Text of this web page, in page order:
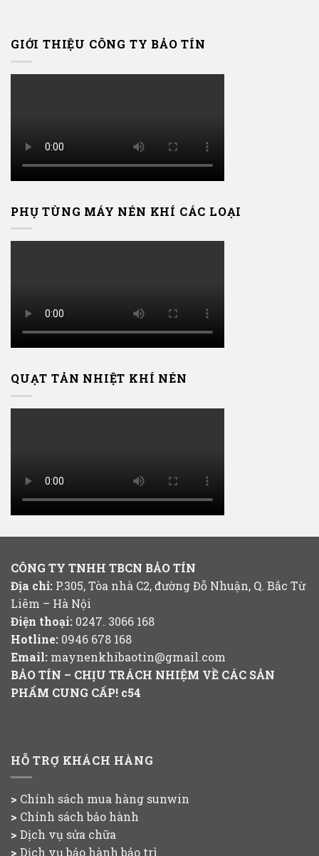
GIỚI THIỆU CÔNG TY BẢO TÍN
PHỤ TÙNG MÁY NÉN KHÍ CÁC LOẠI
QUẠT TẢN NHIỆT KHÍ NÉN
CÔNG TY TNHH TBCN BẢO TÍN
Địa chỉ: P.305, Tòa nhà C2, đường Đỗ Nhuận, Q. Bắc Từ
Liêm – Hà Nội
Điện thoại: 0247. 3066 168
Hotline: 0946 678 168
Email: maynenkhibaotin@gmail.com
BẢO TÍN – CHỊU TRÁCH NHIỆM VỀ CÁC SẢN
PHẨM CUNG CẤP! c54
HỖ TRỢ KHÁCH HÀNG
> Chính sách mua hàng sunwin
> Chính sách bảo hành
> Dịch vụ sửa chữa
> Dịch vụ bảo hành bảo trì